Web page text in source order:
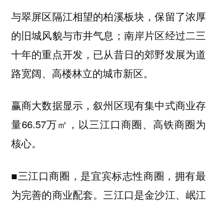
与翠屏区隔江相望的柏溪板块，保留了浓厚
的旧城风貌与市井气息；南岸片区经过二三
十年的重点开发，已从昔日的郊野发展为道
路宽阔、高楼林立的城市新区。
赢商大数据显示，叙州区现有集中式商业存
量66.57万㎡，以三江口商圈、高铁商圈为
核心。
■三江口商圈 ，是宜宾标志性商圈，拥有最
为完善的商业配套。三江口是金沙江、岷江